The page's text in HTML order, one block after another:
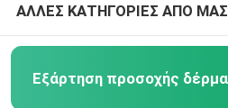
ΑΛΛΕΣ ΚΑΤΗΓΟΡΙΕΣ ΑΠΟ ΜΑΣ